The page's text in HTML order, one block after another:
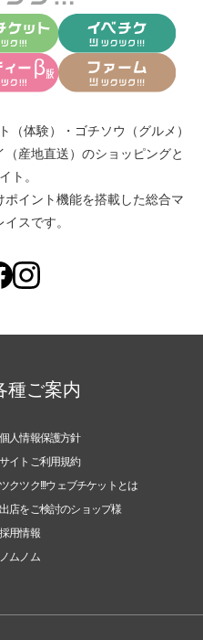
（体験） ・ ゴチソウ（グルメ）
産地直送） のショッピングと
ト。
ポイント機能を搭載した総合マ
スです。
種ご案内
個人情報保護方針
サイトご利用規約
ツクツク!!!ウェブチケットとは
出店をご検討のショップ様
採用情報
ノムノム